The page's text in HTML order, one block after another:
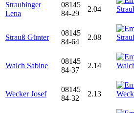
Straubinger
Lena
08145
84-29
2.04
Strauß Günter
08145
84-64
2.08
Walch Sabine
08145
84-37
2.14
Wecker Josef
08145
84-32
2.13